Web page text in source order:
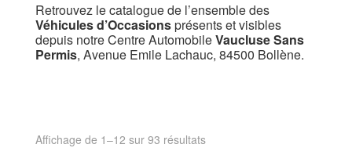
Retrouvez le catalogue de l’ensemble des
Véhicules d’Occasionsprésents et visibles
depuis notre Centre AutomobileVaucluse Sans
Permis, Avenue Emile Lachauc, 84500 Bollène.
Affichage de 1–12 sur 93 résultats